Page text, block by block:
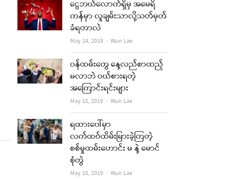
ငွေဘယ်လောက်ရှိမှ အမေရိ
ကန်မှာ လူချမ်းသာလို့သတ်မှတ်
ခံရတာလဲ
May 14, 2019 Author
Wun Lae
ဝန်ထမ်းတွေ နေ့လည်စာထည့်
မလာဘဲ ဝယ်စားရတဲ့
အကြောင်းရင်းများ
May 15, 2019 Author
Wun Lae
ရထားပေါ်မှာ
လက်ထပ်ထိမ်းမြားခဲ့ကြတဲ့
စစ်မှုထမ်းဟောင်း မ နဲ့ မောင်
စုံတွဲ
May 15, 2019 Author
Wun Lae